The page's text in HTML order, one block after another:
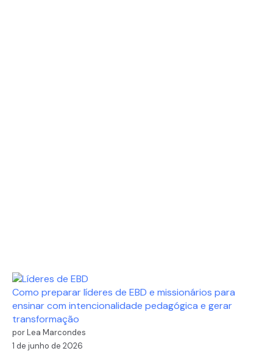
Como preparar líderes de EBD e missionários para
ensinar com intencionalidade pedagógica e gerar
transformação
por Lea Marcondes
1 de junho de 2026